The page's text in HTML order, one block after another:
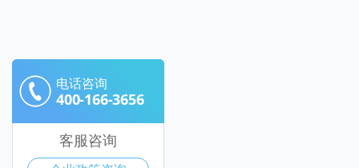
电话咨询
400-166-3656
客服咨询